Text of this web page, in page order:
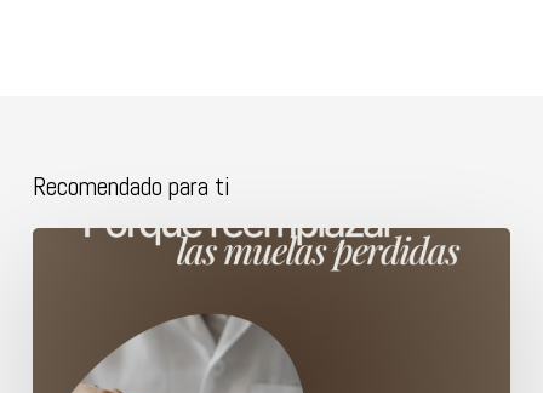
Recomendado para ti
Porque
muelas